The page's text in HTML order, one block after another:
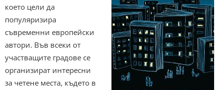
което цели да
популяризира
съвременни европейски
автори. Във всеки от
участващите градове се
организират интересни
за четене места, където в